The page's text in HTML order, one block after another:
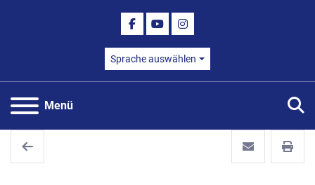
FACEBOOK
YOUTUBEINSTAGRAM
Sprache auswählen
Menü